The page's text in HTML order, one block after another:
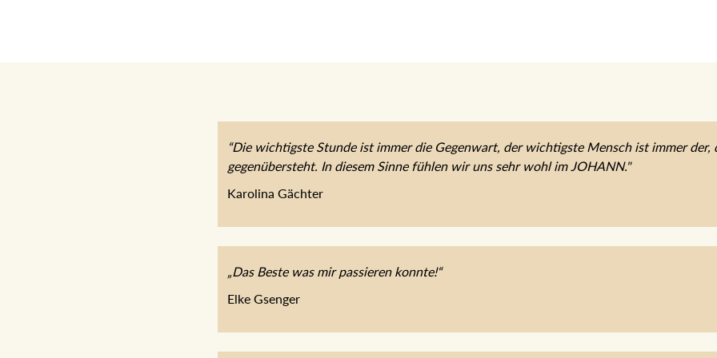
“Die wichtigste Stunde ist immer die Gegenwart, der wichtigste Mensch ist immer der,
gegenübersteht. In diesem Sinne fühlen wir uns sehr wohl im JOHANN."
Karolina Gächter
„Das Beste was mir passieren konnte!“
Elke Gsenger